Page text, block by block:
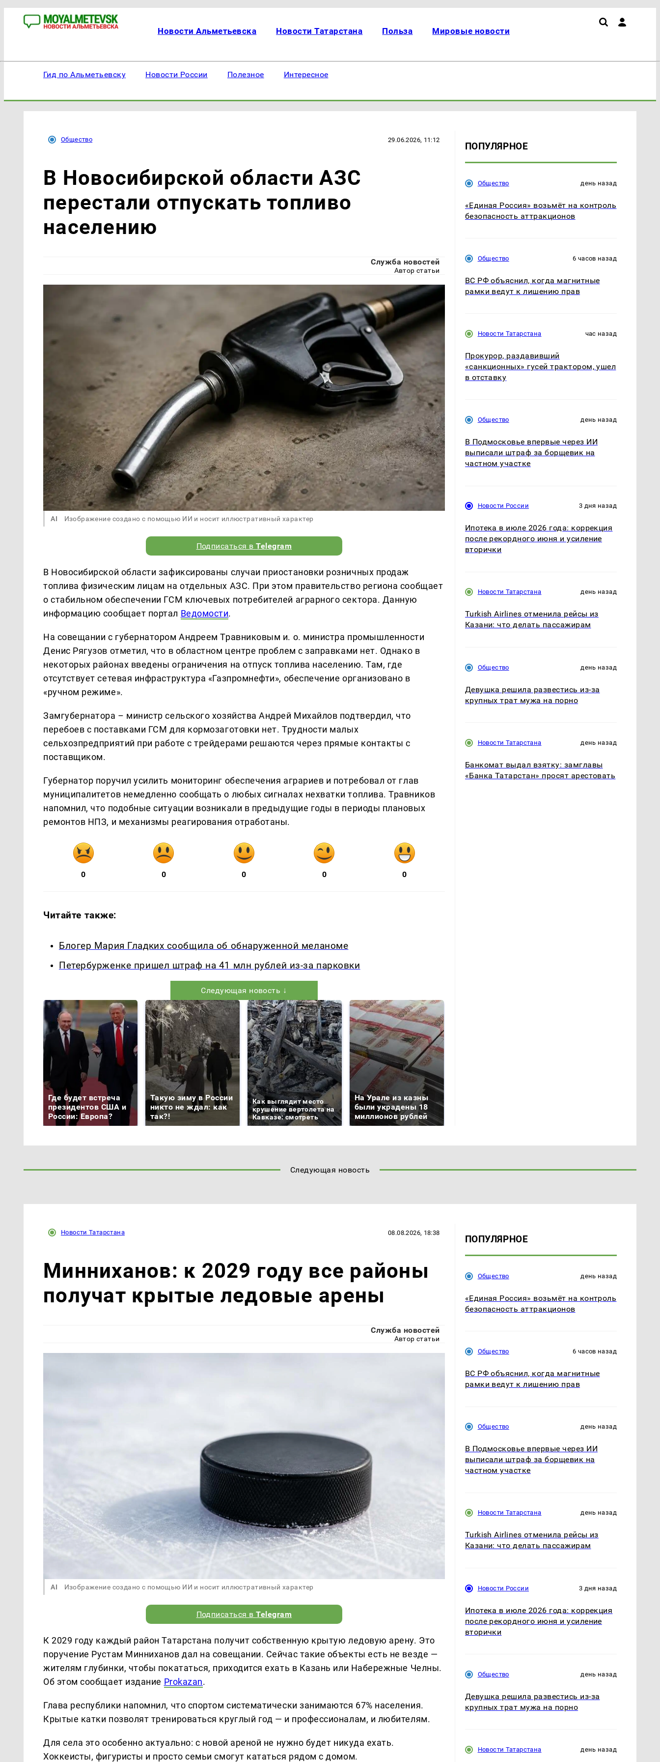
Новости Альметьевска Новости Татарстана Польза Мировые новости
Гид по Альметьевску Новости России Полезное Интересное
Общество 29.06.2026, 11:12
В Новосибирской области АЗС
перестали отпускать топливо
населению
Служба новостей
Автор статьи
AI Изображение создано с помощью ИИ и носит иллюстративный характер
Подписаться вTelegram
В Новосибирской области зафиксированы случаи приостановки розничных продаж
топлива физическим лицам на отдельных АЗС. При этом правительство региона сообщает
о стабильном обеспечении ГСМ ключевых потребителей аграрного сектора. Данную
информацию сообщает портал Ведомости.
На совещании с губернатором Андреем Травниковым и. о. министра промышленности
Денис Рягузов отметил, что в областном центре проблем с заправками нет. Однако в
некоторых районах введены ограничения на отпуск топлива населению. Там, где
отсутствует сетевая инфраструктура «Газпромнефти», обеспечение организовано в
«ручном режиме».
Замгубернатора – министр сельского хозяйства Андрей Михайлов подтвердил, что
перебоев с поставками ГСМ для кормозаготовки нет. Трудности малых
сельхозпредприятий при работе с трейдерами решаются через прямые контакты с
поставщиком.
Губернатор поручил усилить мониторинг обеспечения аграриев и потребовал от глав
муниципалитетов немедленно сообщать о любых сигналах нехватки топлива. Травников
напомнил, что подобные ситуации возникали в предыдущие годы в периоды плановых
ремонтов НПЗ, и механизмы реагирования отработаны.
0 0 0 0 0
Читайте также:
Блогер Мария Гладких сообщила об обнаруженной меланоме
Петербурженке пришел штраф на 41 млн рублей из-за парковки
Следующая новость ↓
Где будет встреча
президентов США и
России: Европа?
Такую зиму в России
никто не ждал: как
так?!
Как выглядит место
крушение вертолета на
Кавказе: смотреть
На Урале из казны
были украдены 18
миллионов рублей
ПОПУЛЯРНОЕ
Общество день назад
«Единая Россия» возьмёт на контроль
безопасность аттракционов
Общество 6 часов назад
ВС РФ объяснил, когда магнитные
рамки ведут к лишению прав
Новости Татарстана час назад
Прокурор, раздавивший
«санкционных» гусей трактором, ушел
в отставку
Общество день назад
В Подмосковье впервые через ИИ
выписали штраф за борщевик на
частном участке
Новости России 3 дня назад
Ипотека в июле 2026 года: коррекция
после рекордного июня и усиление
вторички
Новости Татарстана день назад
Turkish Airlines отменила рейсы из
Казани: что делать пассажирам
Общество день назад
Девушка решила развестись из-за
крупных трат мужа на порно
Новости Татарстана день назад
Банкомат выдал взятку: замглавы
«Банка Татарстан» просят арестовать
Следующая новость
Новости Татарстана 08.08.2026, 18:38
Минниханов: к 2029 году все районы
получат крытые ледовые арены
Служба новостей
Автор статьи
AI Изображение создано с помощью ИИ и носит иллюстративный характер
Подписаться вTelegram
К 2029 году каждый район Татарстана получит собственную крытую ледовую арену. Это
поручение Рустам Минниханов дал на совещании. Сейчас такие объекты есть не везде —
жителям глубинки, чтобы покататься, приходится ехать в Казань или Набережные Челны.
Об этом сообщает издание Prokazan.
Глава республики напомнил, что спортом систематически занимаются 67% населения.
Крытые катки позволят тренироваться круглый год — и профессионалам, и любителям.
Для села это особенно актуально: с новой ареной не нужно будет никуда ехать.
Хоккеисты, фигуристы и просто семьи смогут кататься рядом с домом.
ПОПУЛЯРНОЕ
Общество день назад
«Единая Россия» возьмёт на контроль
безопасность аттракционов
Общество 6 часов назад
ВС РФ объяснил, когда магнитные
рамки ведут к лишению прав
Общество день назад
В Подмосковье впервые через ИИ
выписали штраф за борщевик на
частном участке
Новости Татарстана день назад
Turkish Airlines отменила рейсы из
Казани: что делать пассажирам
Новости России 3 дня назад
Ипотека в июле 2026 года: коррекция
после рекордного июня и усиление
вторички
Общество день назад
Девушка решила развестись из-за
крупных трат мужа на порно
Новости Татарстана день назад